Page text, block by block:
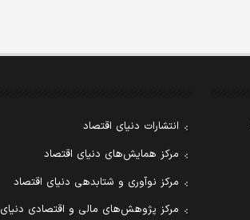
انتشارات دنیای اقتصاد
مرکز همایش‌های دنیای اقتصاد
مرکز نوآوری و شتابدهی دنیای اقتصاد
مرکز پژوهش‌های مالی و اقتصادی دنیای